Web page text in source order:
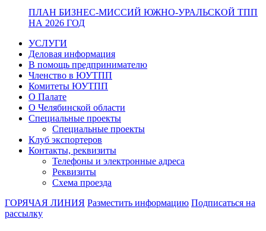
ПЛАН БИЗНЕС-МИССИЙ ЮЖНО-УРАЛЬСКОЙ ТПП
НА 2026 ГОД
УСЛУГИ
Деловая информация
В помощь предпринимателю
Членство в ЮУТПП
Комитеты ЮУТПП
О Палате
О Челябинской области
Специальные проекты
Специальные проекты
Клуб экспортеров
Контакты, реквизиты
Телефоны и электронные адреса
Реквизиты
Схема проезда
ГОРЯЧАЯ ЛИНИЯ Разместить информацию Подписаться на
рассылку